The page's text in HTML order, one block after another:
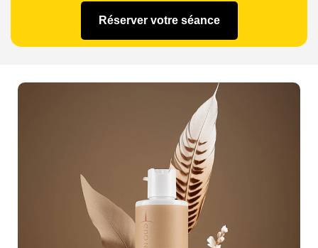
Réserver votre séance